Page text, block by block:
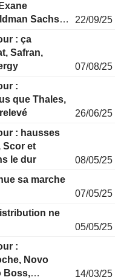
Sachs
22/09/25
: ça
Safran,
07/08/25
:
que Thales,
26/06/25
: hausses
Scor et
le dur
08/05/25
sa marche
07/05/25
ne
05/05/25
:
Novo
Boss,
14/03/25